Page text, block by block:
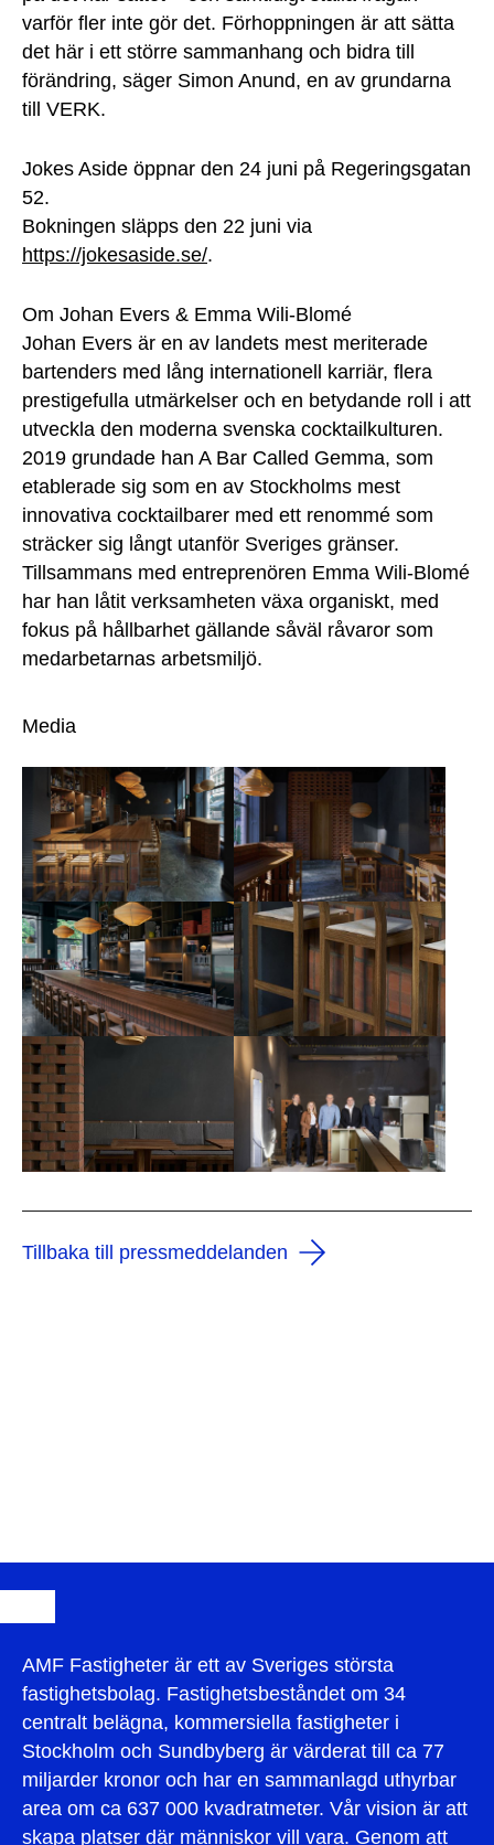
varför fler inte gör det. Förhoppningen är att sätta
det här i ett större sammanhang och bidra till
förändring, säger Simon Anund, en av grundarna
till VERK.
Jokes Aside öppnar den 24 juni på Regeringsgatan
52.
Bokningen släpps den 22 juni via
https://jokesaside.se/.
Om Johan Evers & Emma Wili-Blomé
Johan Evers är en av landets mest meriterade
bartenders med lång internationell karriär, flera
prestigefulla utmärkelser och en betydande roll i att
utveckla den moderna svenska cocktailkulturen.
2019 grundade han A Bar Called Gemma, som
etablerade sig som en av Stockholms mest
innovativa cocktailbarer med ett renommé som
sträcker sig långt utanför Sveriges gränser.
Tillsammans med entreprenören Emma Wili-Blomé
har han låtit verksamheten växa organiskt, med
fokus på hållbarhet gällande såväl råvaror som
medarbetarnas arbetsmiljö.
Media
Tillbaka till pressmeddelanden
AMF Fastigheter är ett av Sveriges största
fastighetsbolag. Fastighetsbeståndet om 34
centralt belägna, kommersiella fastigheter i
Stockholm och Sundbyberg är värderat till ca 77
miljarder kronor och har en sammanlagd uthyrbar
area om ca 637 000 kvadratmeter. Vår vision är att
skapa platser där människor vill vara. Genom att